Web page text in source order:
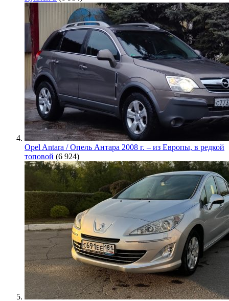
Opel Antara / Опель Антара 2008 г. – из Европы, в редкой
топовой (6 924)